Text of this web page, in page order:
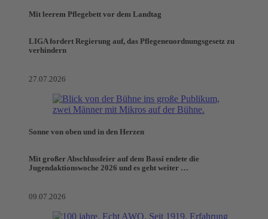
Mit leerem Pflegebett vor dem Landtag
LIGA fordert Regierung auf, das Pflegeneuordnungsgesetz zu
verhindern
27.07.2026
Sonne von oben und in den Herzen
Mit großer Abschlussfeier auf dem Bassi endete die
Jugendaktionswoche 2026 und es geht weiter …
09.07.2026